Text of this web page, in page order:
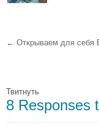
← Открываем для себя
Твитнуть
8 Responses